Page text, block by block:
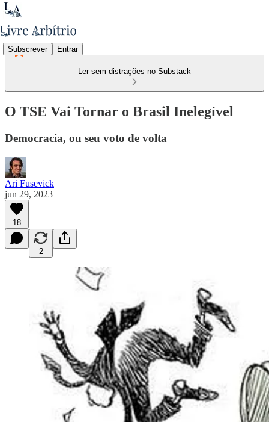
Subscrever Entrar
Ler sem distrações no Substack
O TSE Vai Tornar o Brasil Inelegível
Democracia, ou seu voto de volta
Ari Fusevick
jun 29, 2023
18
2